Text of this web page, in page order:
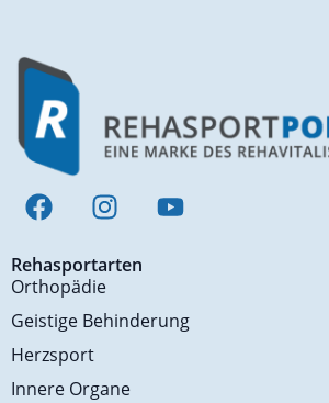
Rehasportarten
Orthopädie
Geistige Behinderung
Herzsport
Innere Organe